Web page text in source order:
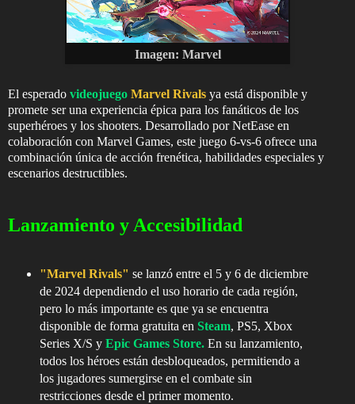
Imagen: Marvel
El esperado videojuego Marvel Rivals ya está disponible y
promete ser una experiencia épica para los fanáticos de los
superhéroes y los shooters. Desarrollado por NetEase en
colaboración con Marvel Games, este juego 6-vs-6 ofrece una
combinación única de acción frenética, habilidades especiales y
escenarios destructibles.
Lanzamiento y Accesibilidad
"Marvel Rivals" se lanzó entre el 5 y 6 de diciembre
de 2024 dependiendo el uso horario de cada región,
pero lo más importante es que ya se encuentra
disponible de forma gratuita en Steam, PS5, Xbox
Series X/S y Epic Games Store.En su lanzamiento,
todos los héroes están desbloqueados, permitiendo a
los jugadores sumergirse en el combate sin
restricciones desde el primer momento.